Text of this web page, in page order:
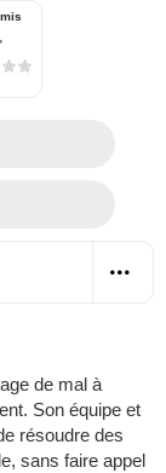
de mal à
Son équipe et
résoudre des
sans faire appel